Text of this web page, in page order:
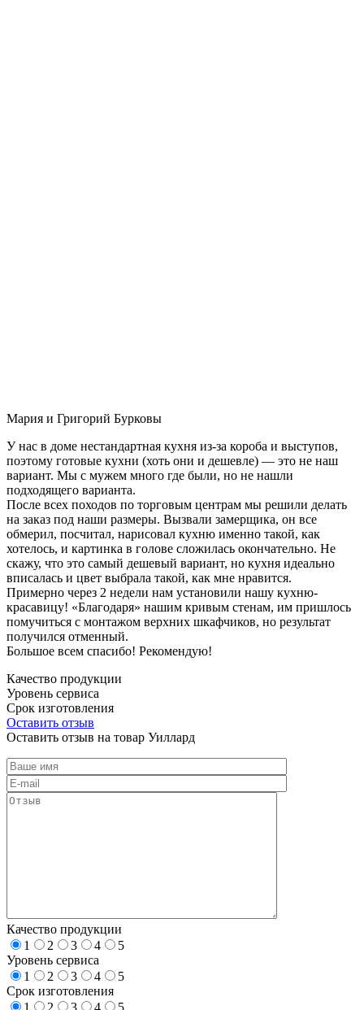
Мария и Григорий Бурковы
У нас в доме нестандартная кухня из-за короба и выступов,
поэтому готовые кухни (хоть они и дешевле) — это не наш
вариант. Мы с мужем много где были, но не нашли
подходящего варианта.
После всех походов по торговым центрам мы решили делать
на заказ под наши размеры. Вызвали замерщика, он все
обмерил, посчитал, нарисовал кухню именно такой, как
хотелось, и картинка в голове сложилась окончательно. Не
скажу, что это самый дешевый вариант, но кухня идеально
вписалась и цвет выбрала такой, как мне нравится.
Примерно через 2 недели нам установили нашу кухню-
красавицу! «Благодаря» нашим кривым стенам, им пришлось
помучиться с монтажом верхних шкафчиков, но результат
получился отменный.
Большое всем спасибо! Рекомендую!
Качество продукции
Уровень сервиса
Срок изготовления
Оставить отзыв
Оставить отзыв на товар Уиллард
Качество продукции
1
2 3 4
5
Уровень сервиса
1
2 3 4
5
Срок изготовления
1
2 3 4
5